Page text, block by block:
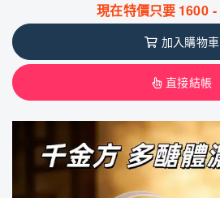
現在特價只要 1600 -
加入購物車
直接結帳